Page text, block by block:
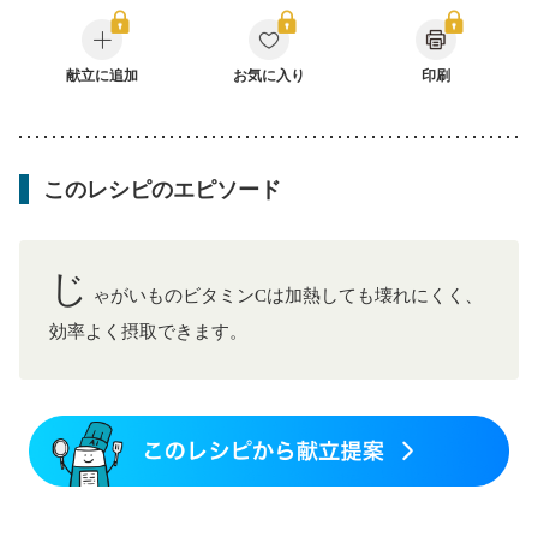
CKD（ステージ１）
CKD（ステージ２）
乳がん（抗がん剤治療中）
乳がん（ホルモン療法中）
乳がん（放射線治療中）
献立に追加 お気に入り 印刷
このレシピのエピソード
じ
ゃがいものビタミンCは加熱しても壊れにくく、
効率よく摂取できます。